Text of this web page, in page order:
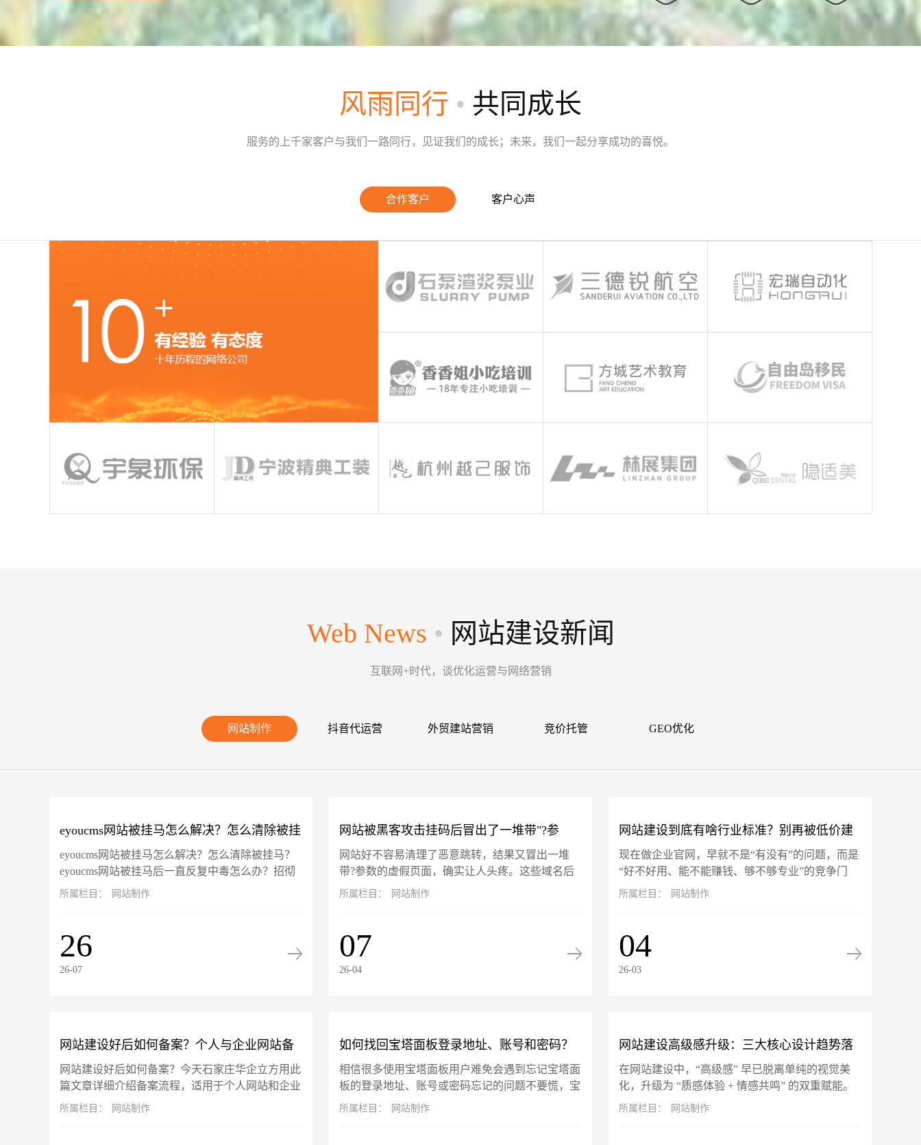
风雨同行 • 共同成长
服务的上千家客户与我们一路同行，见证我们的成长；未来，我们一起分享成功的喜悦。
合作客户 客户心声
Web News • 网站建设新闻
互联网+时代，谈优化运营与网络营销
网站制作 抖音代运营 外贸建站营销 竞价托管 GEO优化
eyoucms网站被挂马怎么解决？怎么清除被挂
马？
eyoucms网站被挂马怎么解决？怎么清除被挂马？
eyoucms网站被挂马后一直反复中毒怎么办？招彻
底告别反复挂马，彻底清除挂马！此篇文章以
所属栏目： 网站制作
26
26-07
网站被黑客攻击挂码后冒出了一堆带"?参
数"的虚假页面怎么解决？
网站好不容易清理了恶意跳转，结果又冒出一堆
带?参数的虚假页面，确实让人头疼‌。‌这些域名后
加?的页面不是真实存在，而是搜索引擎（如百
所属栏目： 网站制作
07
26-04
网站建设到底有啥行业标准？别再被低价建
站坑惨了！
现在做企业官网，早就不是“有没有”的问题，而是
“好不好用、能不能赚钱、够不够专业”的竞争门
槛。网站就是企业线上的门面、获客的入口、跟客
所属栏目： 网站制作
04
26-03
网站建设好后如何备案？个人与企业网站备
案流程详解
网站建设好后如何备案？今天石家庄华企立方用此
篇文章详细介绍备案流程，适用于个人网站和企业
网站备案流程。备案旨在确保网站运营主体的真实
所属栏目： 网站制作
如何找回宝塔面板登录地址、账号和密码？
相信很多使用宝塔面板用户难免会遇到忘记宝塔面
板的登录地址、账号或密码忘记的问题不要慌，宝
塔面板的账号信息是可以通过终端找回的，以服务
所属栏目： 网站制作
网站建设高级感升级：三大核心设计趋势落
地指南
在网站建设中，“高级感” 早已脱离单纯的视觉美
化，升级为 “质感体验 + 情感共鸣” 的双重赋能。
微交互、暗黑模式与 3D 视差三大热门设计趋势，
所属栏目： 网站制作